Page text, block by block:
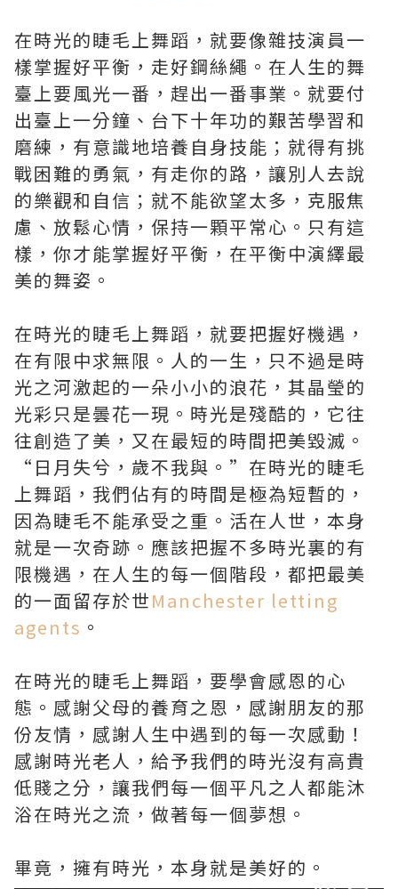
在時光的睫毛上舞蹈，就要像雜技演員一
樣掌握好平衡，走好鋼絲繩。在人生的舞
臺上要風光一番，趕出一番事業。就要付
出臺上一分鐘、台下十年功的艱苦學習和
磨練，有意識地培養自身技能；就得有挑
戰困難的勇氣，有走你的路，讓別人去說
的樂觀和自信；就不能欲望太多，克服焦
慮、放鬆心情，保持一顆平常心。只有這
樣，你才能掌握好平衡，在平衡中演繹最
美的舞姿。
在時光的睫毛上舞蹈，就要把握好機遇，
在有限中求無限。人的一生，只不過是時
光之河激起的一朵小小的浪花，其晶瑩的
光彩只是曇花一現。時光是殘酷的，它往
往創造了美，又在最短的時間把美毀滅。
“日月失兮，歲不我與。”在時光的睫毛
上舞蹈，我們佔有的時間是極為短暫的，
因為睫毛不能承受之重。活在人世，本身
就是一次奇跡。應該把握不多時光裏的有
限機遇，在人生的每一個階段，都把最美
的一面留存於世Manchester letting
agents 。
在時光的睫毛上舞蹈，要學會感恩的心
態。感謝父母的養育之恩，感謝朋友的那
份友情，感謝人生中遇到的每一次感動！
感謝時光老人，給予我們的時光沒有高貴
低賤之分，讓我們每一個平凡之人都能沐
浴在時光之流，做著每一個夢想。
畢竟，擁有時光，本身就是美好的。